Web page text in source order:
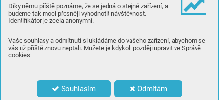
Díky němu příště poznáme, že se jedná o stejné zařízení, a
budeme tak moci přesněji vyhodnotit návštěvnost.
Identifikátor je zcela anonymní.
Vaše souhlasy a odmítnutí si ukládáme do vašeho zařízení, abychom se
vás už příště znovu neptali. Můžete je kdykoli později upravit ve Správě
cookies
Souhlasím Odmítám